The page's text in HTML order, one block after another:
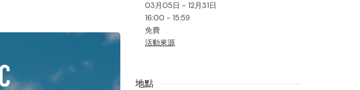
03月05日 - 12月31日
16:00 - 15:59
免費
活動來源
地點